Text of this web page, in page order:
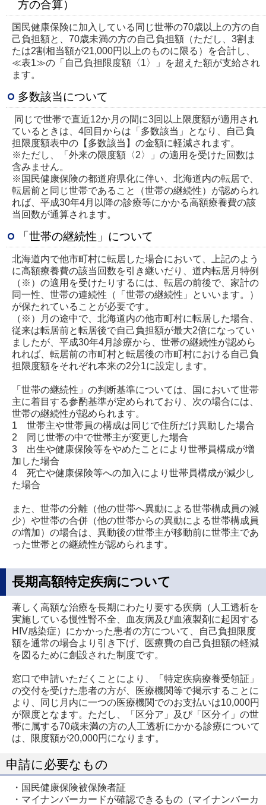
方の合算）
国民健康保険に加入している同じ世帯の70歳以上の方の自
己負担額と、70歳未満の方の自己負担額（ただし、3割ま
たは2割相当額が21,000円以上のものに限る）を合計し、
≪表1≫の「自己負担限度額〈1〉」を超えた額が支給され
ます。
多数該当について
同じで世帯で直近12か月の間に3回以上限度額が適用され
ているときは、4回目からは「多数該当」となり、自己負
担限度額表中の【多数該当】の金額に軽減されます。
※ただし、「外来の限度額〈2〉」の適用を受けた回数は
含みません。
※国民健康保険の都道府県化に伴い、北海道内の転居で、
転居前と同じ世帯であること（世帯の継続性）が認められ
れば、平成30年4月以降の診療等にかかる高額療養費の該
当回数が通算されます。
「世帯の継続性」について
北海道内で他市町村に転居した場合において、上記のよう
に高額療養費の該当回数を引き継いだり、道内転居月特例
（※）の適用を受けたりするには、転居の前後で、家計の
同一性、世帯の連続性（「世帯の継続性」といいます。）
が保たれていることが必要です。
（※）月の途中で、北海道内の他市町村に転居した場合、
従来は転居前と転居後で自己負担額が最大2倍になってい
ましたが、平成30年4月診療から、世帯の継続性が認めら
れれば、転居前の市町村と転居後の市町村における自己負
担限度額をそれぞれ本来の2分1に設定します。
「世帯の継続性」の判断基準については、国において世帯
主に着目する参酌基準が定められており、次の場合には、
世帯の継続性が認められます。
1 世帯主や世帯員の構成は同じで住所だけ異動した場合
2 同じ世帯の中で世帯主が変更した場合
3 出生や健康保険等をやめたことにより世帯員構成が増
加した場合
4 死亡や健康保険等への加入により世帯員構成が減少し
た場合
また、世帯の分離（他の世帯へ異動による世帯構成員の減
少）や世帯の合併（他の世帯からの異動による世帯構成員
の増加）の場合は、異動後の世帯主が移動前に世帯主であ
った世帯との継続性が認められます。
長期高額特定疾病について
著しく高額な治療を長期にわたり要する疾病（人工透析を
実施している慢性腎不全、血友病及び血液製剤に起因する
HIV感染症）にかかった患者の方について、自己負担限度
額を通常の場合より引き下げ、医療費の自己負担額の軽減
を図るために創設された制度です。
窓口で申請いただくことにより、「特定疾病療養受領証」
の交付を受けた患者の方が、医療機関等で掲示することに
より、同じ月内に一つの医療機関でのお支払いは10,000円
が限度となます。ただし、「区分ア」及び「区分イ」の世
帯に属する70歳未満の方の人工透析にかかる診療について
は、限度額が20,000円になります。
申請に必要なもの
・国民健康保険被保険者証
・マイナンバーカードが確認できるもの（マイナンバーカ